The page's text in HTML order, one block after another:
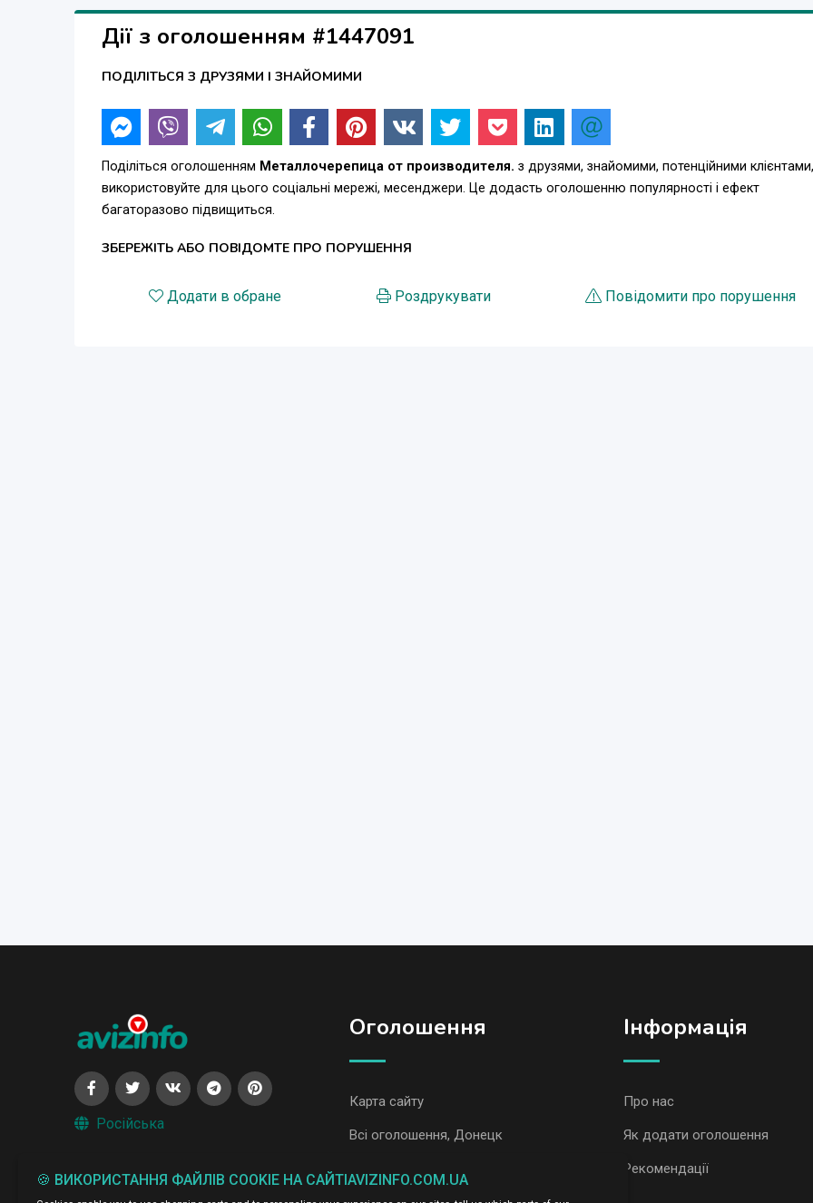
Дії з оголошенням #1447091
ПОДІЛІТЬСЯ З ДРУЗЯМИ І ЗНАЙОМИМИ
Поділіться оголошенням Металлочерепица от производителя. з друзями, знайомими, потенційними клієнтами,
використовуйте для цього соціальні мережі, месенджери. Це додасть оголошенню популярності і ефект
багаторазово підвищиться.
ЗБЕРЕЖІТЬ АБО ПОВІДОМТЕ ПРО ПОРУШЕННЯ
Додати в обране Роздрукувати Повідомити про порушення
Російська
Оголошення
Карта сайту
Всі оголошення, Донецк
Iнформація
Про нас
Як додати оголошення
Рекомендації
🍪 ВИКОРИСТАННЯ ФАЙЛІВ COOKIE НА САЙТІAVIZINFO.COM.UA